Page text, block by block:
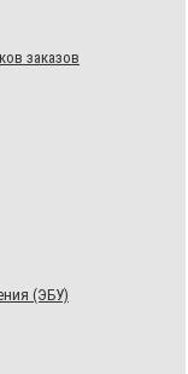
заказов
(ЭБУ)